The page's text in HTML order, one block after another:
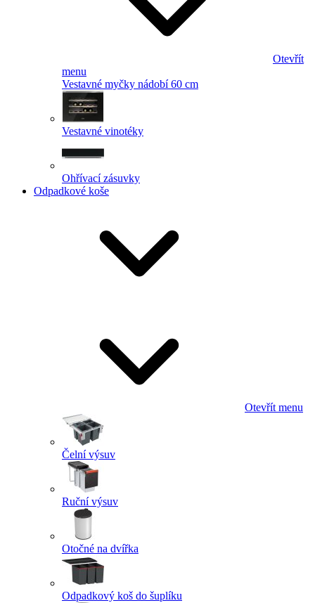
Otevřít
menu
Vestavné myčky nádobí 60 cm
Vestavné vinotéky
Ohřívací zásuvky
Odpadkové koše
Otevřít menu
Čelní výsuv
Ruční výsuv
Otočné na dvířka
Odpadkový koš do šuplíku